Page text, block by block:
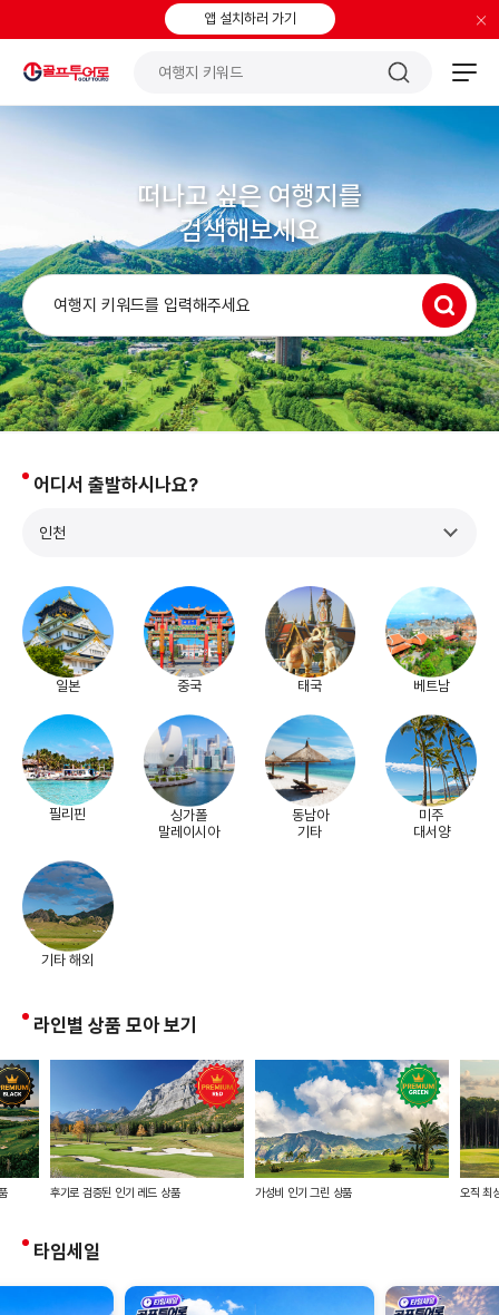
앱 설치하러 가기 ×
떠나고 싶은 여행지를
검색해보세요
어디서 출발하시나요?
인천
일본 중국 태국 베트남
필리핀
싱가폴
말레이시아
동남아
기타
미주
대서양
기타 해외
라인별 상품 모아 보기
후기로 검증된 인기 레드 상품 가성비 인기 그린 상품 오직 최
타임세일